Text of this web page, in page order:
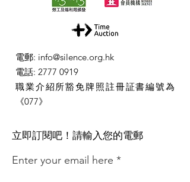
電郵: info@silence.org.hk
電話: 2777 0919
職業介紹所豁免牌照註冊証書編號為
《077》
​立即訂閱吧！請輸入您的電郵
Enter your email here